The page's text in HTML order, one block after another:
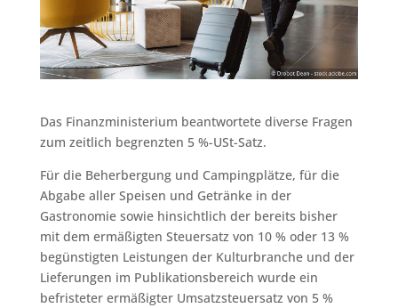
Das Finanzministerium beantwortete diverse Fragen
zum zeitlich begrenzten 5 %-USt-Satz.
Für die Beherbergung und Campingplätze, für die
Abgabe aller Speisen und Getränke in der
Gastronomie sowie hinsichtlich der bereits bisher
mit dem ermäßigten Steuersatz von 10 % oder 13 %
begünstigten Leistungen der Kulturbranche und der
Lieferungen im Publikationsbereich wurde ein
befristeter ermäßigter Umsatzsteuersatz von 5 %